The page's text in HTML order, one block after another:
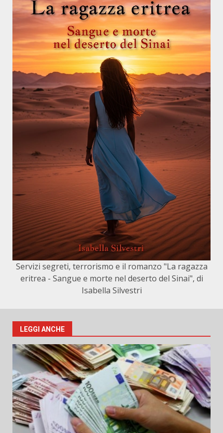
Servizi segreti, terrorismo e il romanzo "La ragazza
eritrea - Sangue e morte nel deserto del Sinai", di
Isabella Silvestri
LEGGI ANCHE